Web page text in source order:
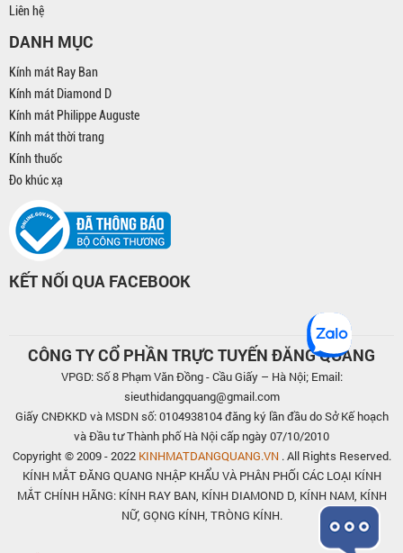
Liên hệ
DANH MỤC
Kính mát Ray Ban
Kính mát Diamond D
Kính mát Philippe Auguste
Kính mát thời trang
Kính thuốc
Đo khúc xạ
KẾT NỐI QUA FACEBOOK
CÔNG TY CỔ PHẦN TRỰC TUYẾN ĐĂNG QUANG
VPGD: Số 8 Phạm Văn Đồng - Cầu Giấy – Hà Nội; Email:
sieuthidangquang@gmail.com
Giấy CNĐKKD và MSDN số: 0104938104 đăng ký lần đầu do Sở Kế hoạch
và Đầu tư Thành phố Hà Nội cấp ngày 07/10/2010
Copyright © 2009 - 2022 KINHMATDANGQUANG.VN. All Rights Reserved.
KÍNH MẮT ĐĂNG QUANG NHẬP KHẨU VÀ PHÂN PHỐI CÁC LOẠI KÍNH
MẮT CHÍNH HÃNG: KÍNH RAY BAN, KÍNH DIAMOND D, KÍNH NAM, KÍNH
NỮ, GỌNG KÍNH, TRÒNG KÍNH.